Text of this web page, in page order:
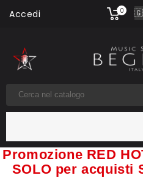
Accedi 0
Promozione RED
SOLO per acquisti